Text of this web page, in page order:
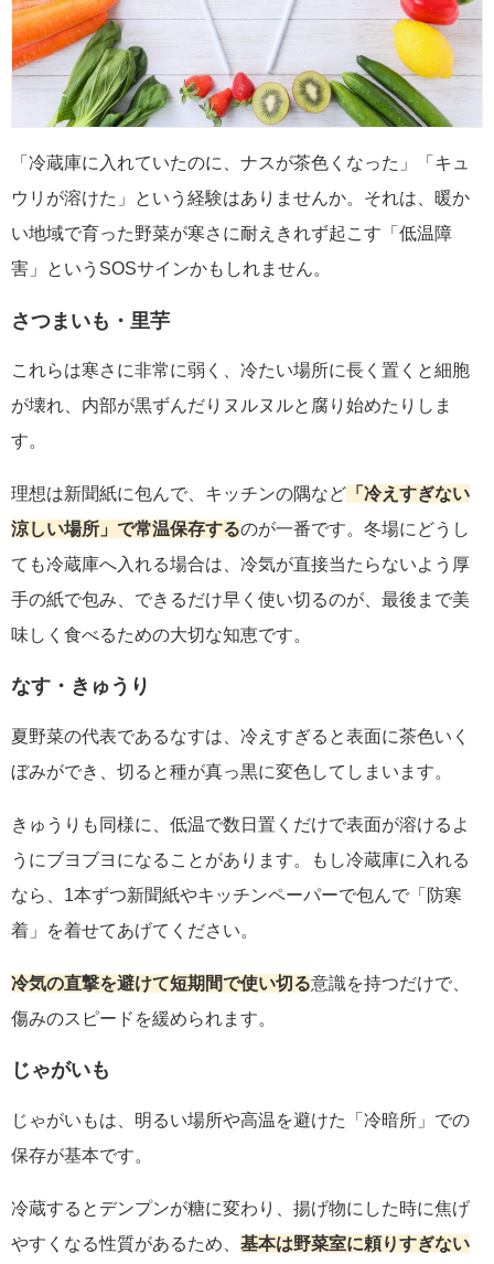
「冷蔵庫に入れていたのに、ナスが茶色くなった」「キュ
ウリが溶けた」という経験はありませんか。それは、暖か
い地域で育った野菜が寒さに耐えきれず起こす「低温障
害」というSOSサインかもしれません。
さつまいも・里芋
これらは寒さに非常に弱く、冷たい場所に長く置くと細胞
が壊れ、内部が黒ずんだりヌルヌルと腐り始めたりしま
す。
理想は新聞紙に包んで、キッチンの隅など 「冷えすぎない
涼しい場所」で常温保存するのが一番です。冬場にどうし
ても冷蔵庫へ入れる場合は、冷気が直接当たらないよう厚
手の紙で包み、できるだけ早く使い切るのが、最後まで美
味しく食べるための大切な知恵です。
なす・きゅうり
夏野菜の代表であるなすは、冷えすぎると表面に茶色いく
ぼみができ、切ると種が真っ黒に変色してしまいます。
きゅうりも同様に、低温で数日置くだけで表面が溶けるよ
うにブヨブヨになることがあります。もし冷蔵庫に入れる
なら、1本ずつ新聞紙やキッチンペーパーで包んで「防寒
着」を着せてあげてください。
冷気の直撃を避けて短期間で使い切る意識を持つだけで、
傷みのスピードを緩められます。
じゃがいも
じゃがいもは、明るい場所や高温を避けた「冷暗所」での
保存が基本です。
冷蔵するとデンプンが糖に変わり、揚げ物にした時に焦げ
やすくなる性質があるため、 基本は野菜室に頼りすぎない